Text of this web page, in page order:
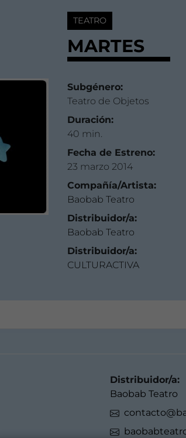
TEATRO
MARTES
Subgénero:
Teatro de Objetos
Duración:
40 min.
Fecha de Estreno:
23 marzo 2014
Compañía/Artista:
Baobab Teatro
Distribuidor/a:
Baobab Teatro
Distribuidor/a:
CULTURACTIVA
Distribuidor/a:
Baobab Teatro